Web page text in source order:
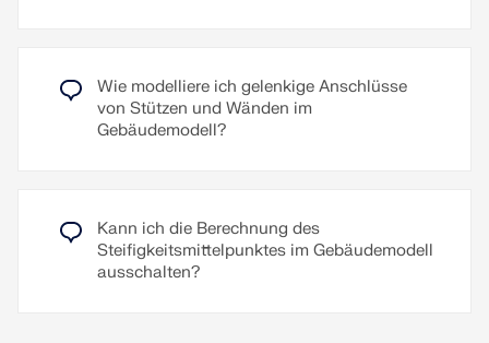
Wie modelliere ich gelenkige Anschlüsse
von Stützen und Wänden im
Gebäudemodell?
Kann ich die Berechnung des
Steifigkeitsmittelpunktes im Gebäudemodell
ausschalten?